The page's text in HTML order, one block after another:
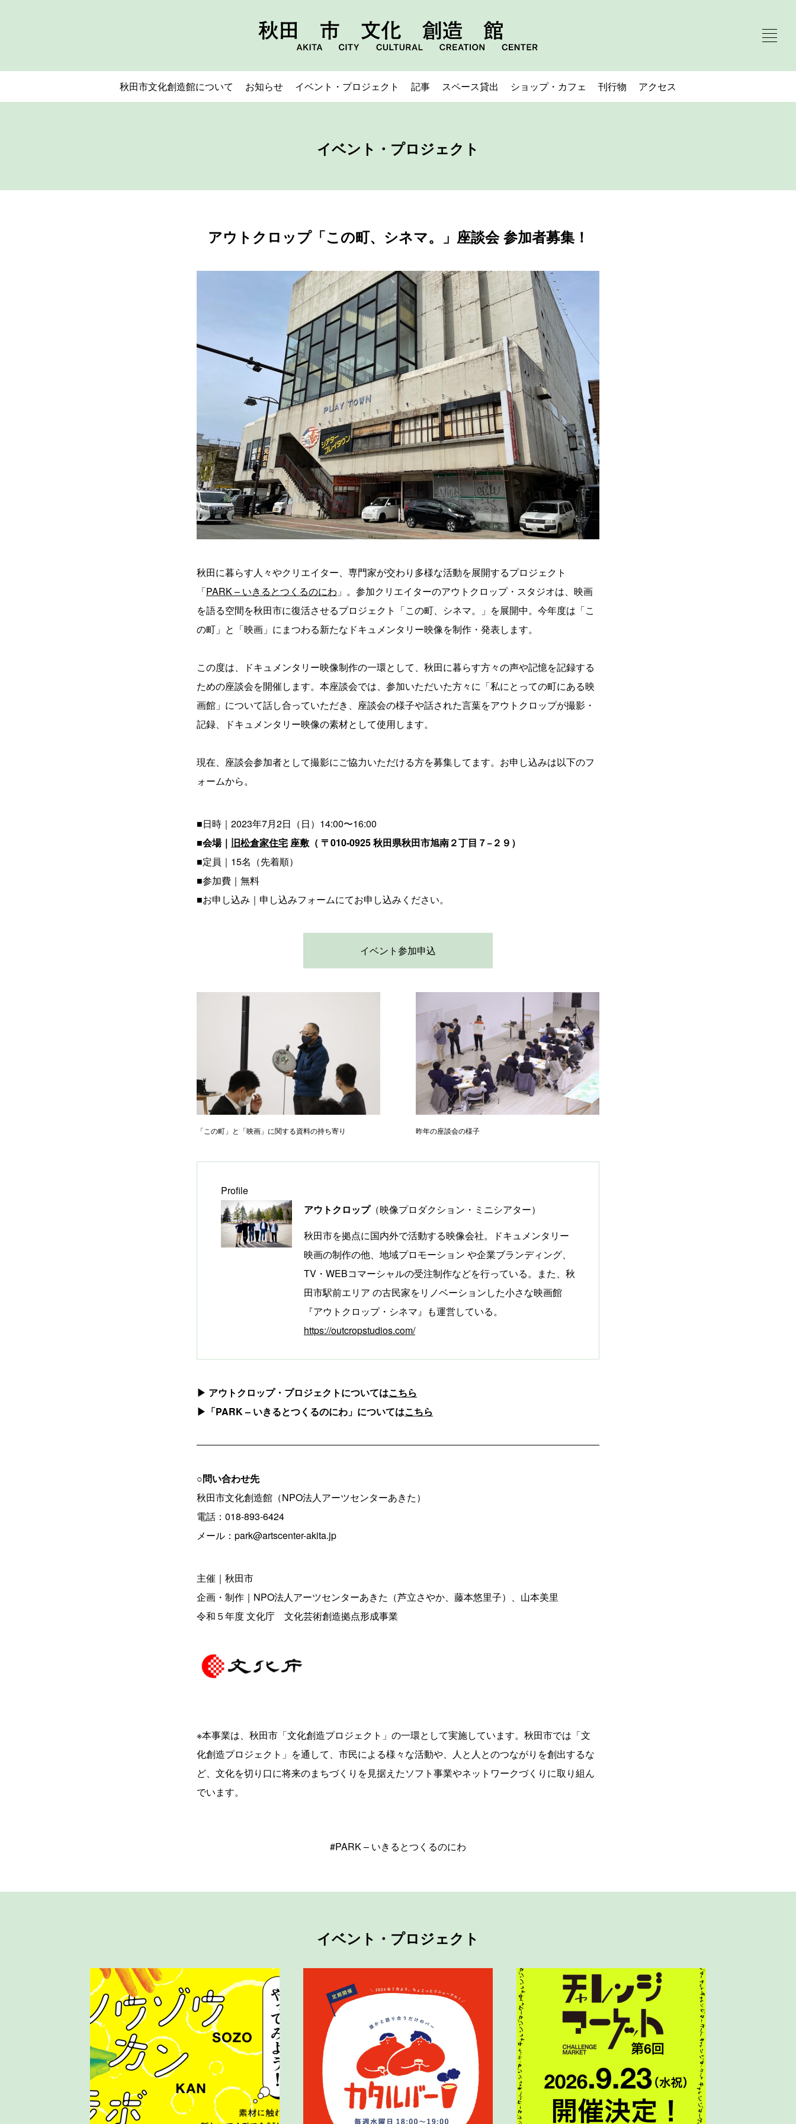
秋田市文化創造館について お知らせ イベント・プロジェクト 記事 スペース貸出 ショップ・カフェ 刊行物 アクセス
イベント・プロジェクト
アウトクロップ「この町、シネマ。」座談会 参加者募集！
秋田に暮らす人々やクリエイター、専門家が交わり多様な活動を展開するプロジェクト
「PARK – いきるとつくるのにわ 」。参加クリエイターのアウトクロップ・スタジオは、映画
を語る空間を秋田市に復活させるプロジェクト「この町、シネマ。」を展開中。今年度は「こ
の町」と「映画」にまつわる新たなドキュメンタリー映像を制作・発表します。
この度は、ドキュメンタリー映像制作の一環として、秋田に暮らす方々の声や記憶を記録する
ための座談会を開催します。本座談会では、参加いただいた方々に「私にとっての町にある映
画館」について話し合っていただき、座談会の様子や話された言葉をアウトクロップが撮影・
記録、ドキュメンタリー映像の素材として使用します。
現在、座談会参加者として撮影にご協力いただける方を募集してます。お申し込みは以下のフ
ォームから。
■日時｜2023年7月2日（日）14:00〜16:00
■会場｜ 旧松倉家住宅 座敷（ 〒010-0925 秋田県秋田市旭南２丁目７−２９）
■定員｜15名（先着順）
■参加費｜無料
■お申し込み｜申し込みフォームにてお申し込みください。
イベント参加申込
「この町」と「映画」に関する資料の持ち寄り 昨年の座談会の様子
Profile
アウトクロップ（映像プロダクション・ミニシアター）
秋田市を拠点に国内外で活動する映像会社。ドキュメンタリー
映画の制作の他、地域プロモーション や企業ブランディング、
TV・WEBコマーシャルの受注制作などを行っている。また、秋
田市駅前エリア の古民家をリノベーションした小さな映画館
『アウトクロップ・シネマ』も運営している。
https://outcropstudios.com/
▶︎ アウトクロップ・プロジェクトについてはこちら
▶︎「PARK – いきるとつくるのにわ」についてはこちら
○問い合わせ先
秋田市文化創造館（NPO法人アーツセンターあきた）
電話：018-893-6424
メール：park@artscenter-akita.jp
主催｜秋田市
企画・制作｜NPO法人アーツセンターあきた（芦立さやか、藤本悠里子）、山本美里
令和５年度 文化庁 文化芸術創造拠点形成事業
※本事業は、秋田市「文化創造プロジェクト」の一環として実施しています。秋田市では「文
化創造プロジェクト」を通して、市民による様々な活動や、人と人とのつながりを創出するな
ど、文化を切り口に将来のまちづくりを見据えたソフト事業やネットワークづくりに取り組ん
でいます。
#PARK – いきるとつくるのにわ
イベント・プロジェクト